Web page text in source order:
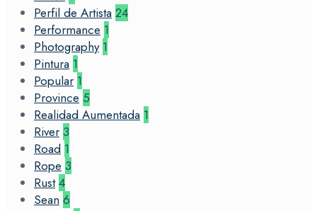
Perfil de Artista 24
Performance 1
Photography 1
Pintura 1
Popular 1
Province 5
Realidad Aumentada 1
River 3
Road 1
Rope 3
Rust 4
Sean 6